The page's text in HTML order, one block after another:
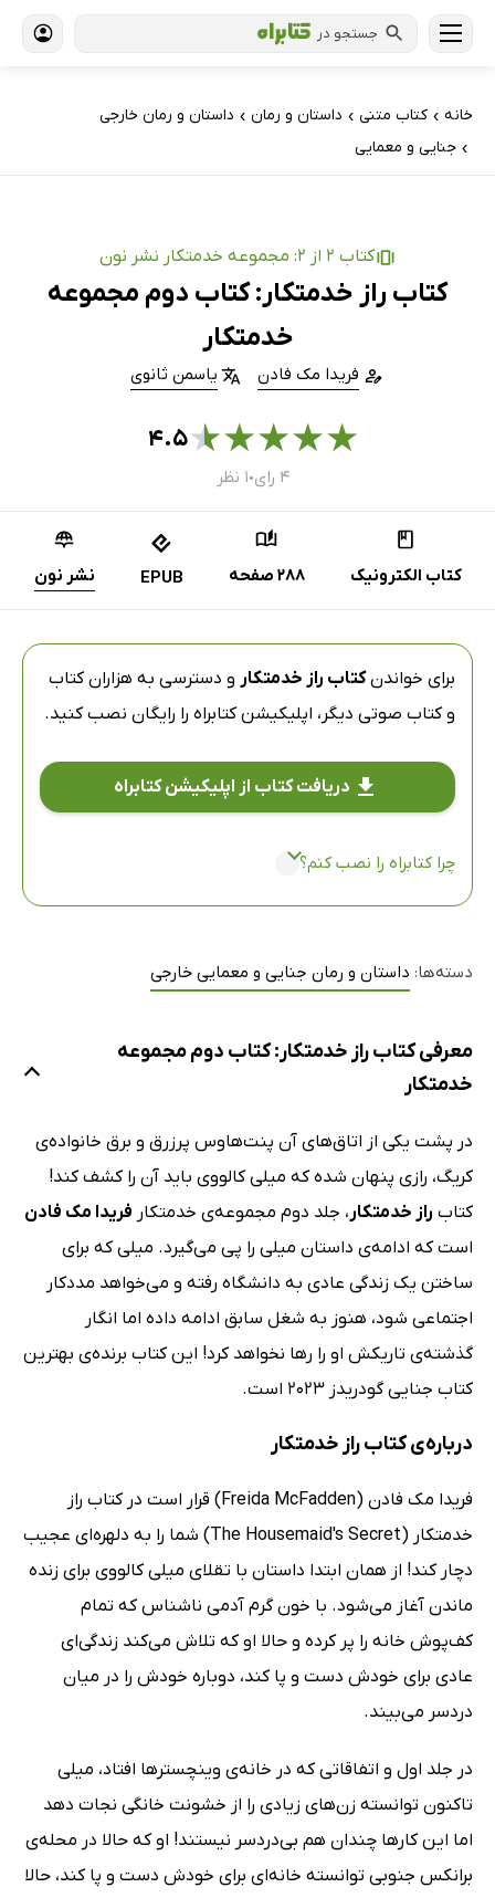
جستجو در
خانه › کتاب‌ متنی › داستان و رمان › داستان و رمان خارجی
› جنایی و معمایی
کتاب 2 از 2: مجموعه خدمتکار نشر نون
کتاب راز خدمتکار: کتاب دوم مجموعه
خدمتکار
فریدا مک فادن یاسمن ثانوی
★
★
★
★
★۴.۵
۴ رای ● ۱ نظر
کتاب الکترونیک 288 صفحه EPUB نشر نون
برای خواندنکتاب راز خدمتکار و دسترسی به هزاران کتاب
و کتاب صوتی دیگر، اپلیکیشن کتابراه را رایگان نصب کنید.
دریافت کتاب از اپلیکیشن کتابراه
چرا کتابراه را نصب کنم؟
دسته‌ها: داستان و رمان جنایی و معمایی خارجی
معرفی کتاب راز خدمتکار: کتاب دوم مجموعه
خدمتکار
در پشت یکی از اتاق‌های آن پنت‌هاوس پرزرق و برق خانواده‌ی
کریگ، رازی پنهان شده که میلی کالووی باید آن را کشف کند!
کتاب راز خدمتکار، جلد دوم مجموعه‌ی خدمتکار فریدا مک فادن
است که ادامه‌ی داستان میلی را پی می‌گیرد. میلی که برای
ساختن یک زندگی عادی به دانشگاه رفته و می‌خواهد مددکار
اجتماعی شود، هنوز به شغل سابق ادامه داده اما انگار
گذشته‌ی تاریکش او را رها نخواهد کرد! این کتاب برنده‌ی بهترین
کتاب جنایی گودریدز 2023 است.
درباره‌ی کتاب راز خدمتکار
فریدا مک فادن (Freida McFadden) قرار است در کتاب راز
خدمتکار (The Housemaid's Secret) شما را به دلهره‌ای عجیب
دچار کند! از همان ابتدا داستان با تقلای میلی کالووی برای زنده
ماندن آغاز می‌شود. با خون گرم آدمی ناشناس که تمام
کف‌پوش خانه را پر کرده و حالا او که تلاش می‌کند زندگی‌ای
عادی برای خودش دست و پا کند، دوباره خودش را در میان
دردسر می‌بیند.
در جلد اول و اتفاقاتی که در خانه‌ی وینچسترها افتاد، میلی
تاکنون توانسته زن‌های زیادی را از خشونت خانگی نجات دهد
اما این کارها چندان هم بی‌دردسر نیستند! او که حالا در محله‌ی
برانکس جنوبی توانسته خانه‌ای برای خودش دست و پا کند، حالا